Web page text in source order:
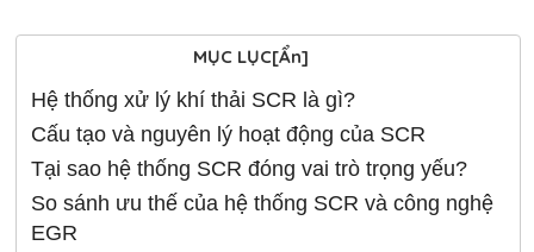
MỤC LỤC[Ẩn]
Hệ thống xử lý khí thải SCR là gì?
Cấu tạo và nguyên lý hoạt động của SCR
Tại sao hệ thống SCR đóng vai trò trọng yếu?
So sánh ưu thế của hệ thống SCR và công nghệ
EGR